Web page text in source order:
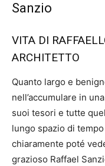
Sanzio
VITA DI
ARCHITETTO
Quanto largo e
nell’accumulare in
suoi tesori e tutte
lungo spazio di
chiaramente poté
grazioso Raffael